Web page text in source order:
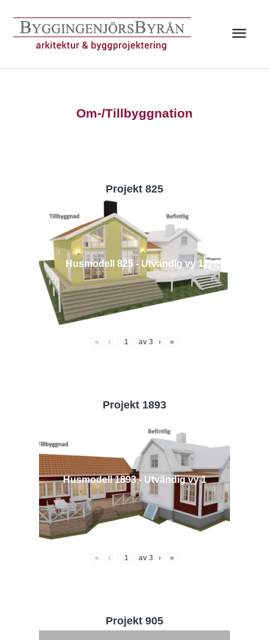
innehåll
Om-/Tillbyggnation
Projekt 825
Husmodell 825 - Utvändig vy 1
« ‹ av 3 › »
Projekt 1893
Husmodell 1893 - Utvändig vy 1
« ‹ av 3 › »
Projekt 905